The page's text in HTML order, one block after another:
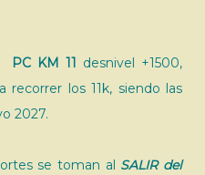
PC KM 11 desnivel +1500,
recorrer los 11k, siendo las
2027.
se toman al SALIR del